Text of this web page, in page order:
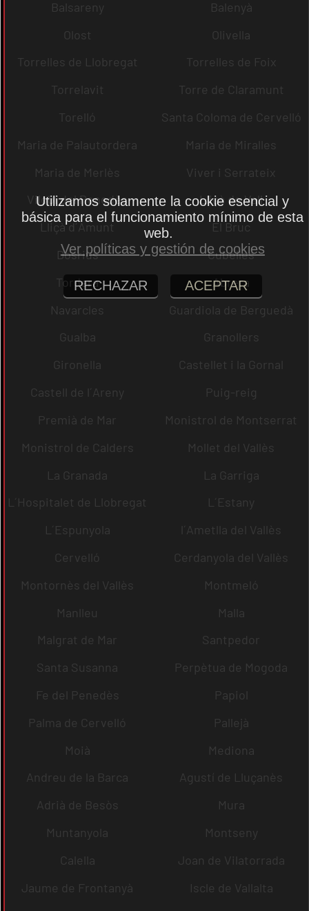
Balsareny
Balenyà
Olost
Olivella
Torrelles de Llobregat
Torrelles de Foix
Torrelavit
Torre de Claramunt
Torelló
Santa Coloma de Cervelló
Maria de Palautordera
Maria de Miralles
Maria de Merlès
Viver i Serrateix
Vilobí del Penedès
Lliçà de Vall
Lliçà d´Amunt
El Bruc
Dosrius
Cubelles
Tordera
Abrera
Navarcles
Guardiola de Berguedà
Gualba
Granollers
Gironella
Castellet i la Gornal
Castell de l´Areny
Puig-reig
Premià de Mar
Monistrol de Montserrat
Monistrol de Calders
Mollet del Vallès
La Granada
La Garriga
L´Hospitalet de Llobregat
L´Estany
L´Espunyola
l´Ametlla del Vallès
Cervelló
Cerdanyola del Vallès
Montornès del Vallès
Montmeló
Manlleu
Malla
Malgrat de Mar
Santpedor
Santa Susanna
Perpètua de Mogoda
Fe del Penedès
Papiol
Palma de Cervelló
Pallejà
Moià
Mediona
Andreu de la Barca
Agustí de Lluçanès
Adrià de Besòs
Mura
Muntanyola
Montseny
Calella
Joan de Vilatorrada
Jaume de Frontanyà
Iscle de Vallalta
Utilizamos solamente la cookie esencial y
básica para el funcionamiento mínimo de esta
web.
Ver políticas y gestión de cookies
RECHAZAR ACEPTAR